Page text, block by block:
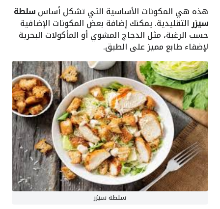
هذه هي المكونات الأساسية التي تشكل أساسسلطة
سيزرالتقليدية. يمكنك إضافة بعض المكونات الإضافية
حسب الرغبة، مثل الدجاج المشوي أو المأكولات البحرية
لإضفاء طابع مميز على الطبق.
سلطة سيزر